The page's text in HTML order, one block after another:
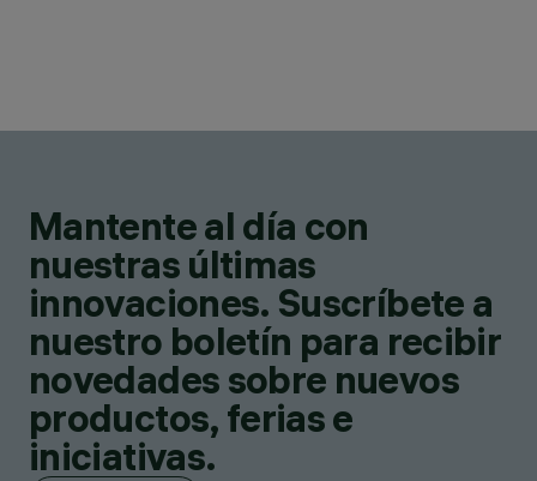
Mantente al día con
nuestras últimas
innovaciones. Suscríbete a
nuestro boletín para recibir
novedades sobre nuevos
productos, ferias e
iniciativas.